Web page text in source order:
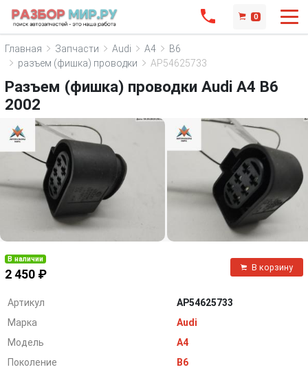
0
Главная Запчасти Audi A4
B6
разъем (фишка) проводки
AP54625733
Разъем (фишка) проводки Audi A4 B6
2002
В наличии
2 450 ₽
В корзину
Артикул
AP54625733
Марка
Audi
Модель
A4
Поколение
B6